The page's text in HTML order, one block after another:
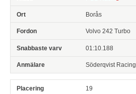
Borås
Volvo 242 Turbo
01:10.188
Söderqvist Racing
19